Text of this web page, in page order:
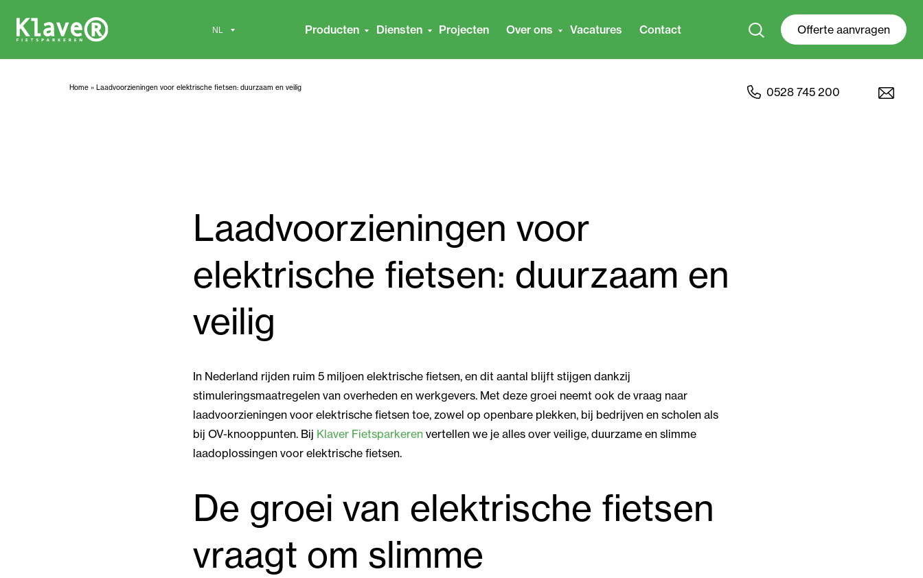
Producten Diensten Projecten Over ons Vacatures Contact Offerte aanvragen
Home » Laadvoorzieningen voor elektrische fietsen: duurzaam en veilig 0528 745 200
Laadvoorzieningen voor
elektrische fietsen: duurzaam en
veilig
In Nederland rijden ruim 5 miljoen elektrische fietsen, en dit aantal blijft stijgen dankzij
stimuleringsmaatregelen van overheden en werkgevers. Met deze groei neemt ook de vraag naar
laadvoorzieningen voor elektrische fietsen toe, zowel op openbare plekken, bij bedrijven en scholen als
bij OV-knooppunten. Bij Klaver Fietsparkerenvertellen we je alles over veilige, duurzame en slimme
laadoplossingen voor elektrische fietsen.
De groei van elektrische fietsen
vraagt om slimme